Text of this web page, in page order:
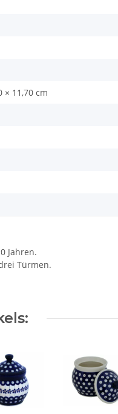
× 11,70 cm
Jahren.
Türmen.